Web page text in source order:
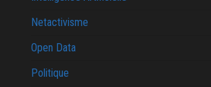
Netactivisme
Open Data
Politique